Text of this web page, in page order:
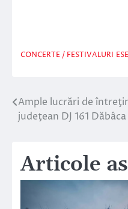
CONCERTE / FESTIVALURI
Navigare
în
Ample lucrări de
judeţean DJ 161
Articole